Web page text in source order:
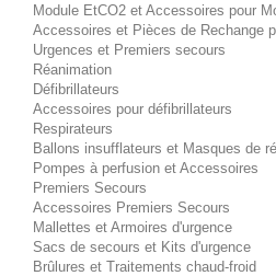
Module EtCO2 et Accessoires pour
Accessoires et Pièces de Rechange
Urgences et Premiers secours
Réanimation
Défibrillateurs
Accessoires pour défibrillateurs
Respirateurs
Ballons insufflateurs et Masques de
Pompes à perfusion et Accessoires
Premiers Secours
Accessoires Premiers Secours
Mallettes et Armoires d'urgence
Sacs de secours et Kits d'urgence
Brûlures et Traitements chaud-froid